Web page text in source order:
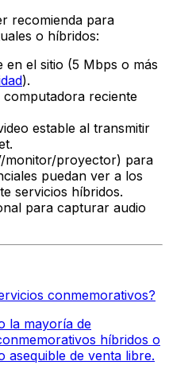
recomienda para
o híbridos:
en el sitio (5 Mbps o más
).
reciente
estable al transmitir
monitor/proyector) para
puedan ver a los
servicios híbridos.
para capturar audio
conmemorativos?
la mayoría de
híbridos o
asequible de venta libre.